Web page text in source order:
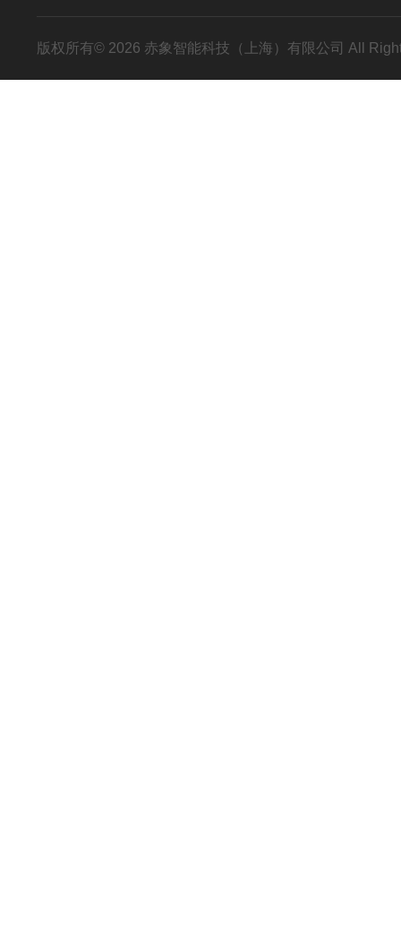
版权所有© 2026 赤象智能科技（上海）有限公司 All